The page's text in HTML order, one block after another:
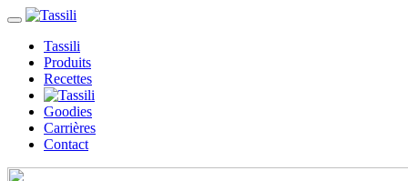
Tassili
Produits
Recettes
Goodies
Carrières
Contact